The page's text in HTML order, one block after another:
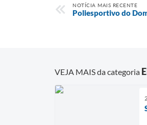
NOTÍCIA MAIS RECENTE
Poliesportivo do
VEJA MAIS da categoria